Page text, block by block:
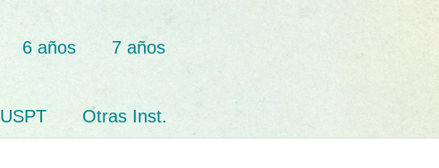
6 años 7 años
USPT Otras Inst.